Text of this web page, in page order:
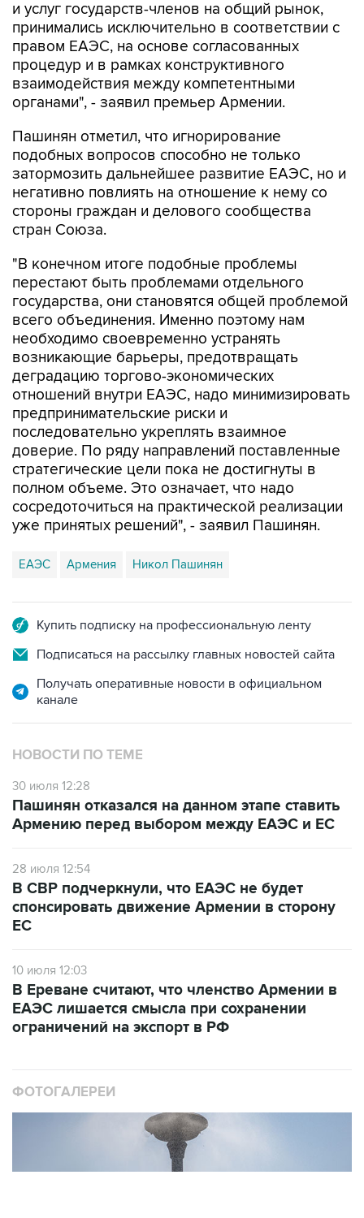
правом ЕАЭС, на основе согласованных
процедур и в рамках конструктивного
взаимодействия между компетентными
органами", - заявил премьер Армении.
Пашинян отметил, что игнорирование
затормозить дальнейшее развитие ЕАЭС, но и
негативно повлиять на отношение к нему со
стороны граждан и делового сообщества
стран Союза.
"В конечном итоге подобные проблемы
государства, они становятся общей проблемой
всего объединения. Именно поэтому нам
необходимо своевременно устранять
возникающие барьеры, предотвращать
деградацию торгово-экономических
отношений внутри ЕАЭС, надо минимизировать
предпринимательские риски и
последовательно укреплять взаимное
доверие. По ряду направлений поставленные
стратегические цели пока не достигнуты в
полном объеме. Это означает, что надо
сосредоточиться на практической реализации
уже принятых решений", - заявил Пашинян.
ЕАЭС Армения Никол Пашинян
Подписаться на рассылку главных новостей сайта
Получать оперативные новости в официальном
НОВОСТИ ПО ТЕМЕ
30 июля 12:28
Армению перед выбором между ЕАЭС и ЕС
28 июля 12:54
спонсировать движение Армении в сторону
ЕС
ЕАЭС лишается смысла при сохранении
ограничений на экспорт в РФ